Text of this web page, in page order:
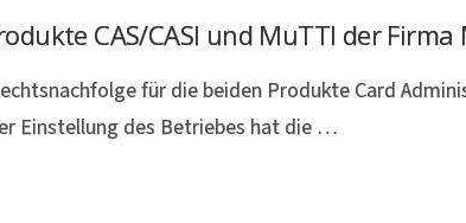
CAS/CASI und MuTTI der Firma
für die beiden Produkte Card
Einstellung des Betriebes hat die …